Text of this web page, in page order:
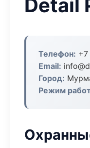
Detail
Телефон:
Email:
Город:
Режим